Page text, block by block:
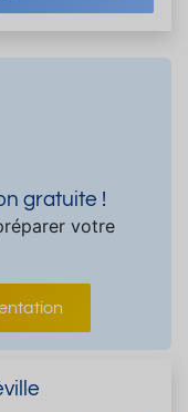
gratuite !
votre